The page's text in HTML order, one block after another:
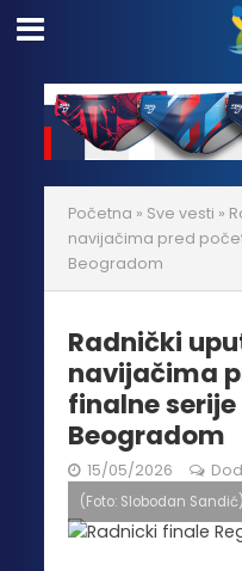
Početna » Sve vesti »
navijačima pred
Beogradom
Radnički
navijačima
finalne
Beogradom
15/05/2026
(Foto: Slobodan Sandić)